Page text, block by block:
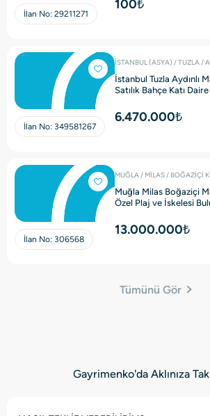
İlan No: 29211271
100₺
İlan No: 349581267
İSTANBUL (ASYA) / TUZLA /
İstanbul Tuzla Aydınlı
Satılık Bahçe Katı Daire
6.470.000₺
İlan No: 306568
MUĞLA / MİLAS / BOĞAZİÇİ
Muğla Milas Boğaziçi
Özel Plaj ve İskelesi
13.000.000₺
Tümünü Gör
Gayrimenko'da Aklınıza